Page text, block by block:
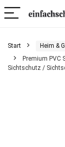
Start Heim &
Premium PVC
Sichtschutz /